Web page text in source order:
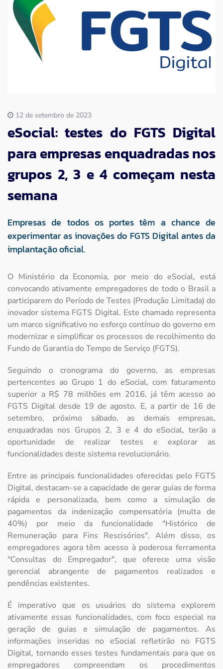
Imprensa
Contato
12 de setembro de 2023
eSocial: testes do FGTS Digital
para empresas enquadradas nos
grupos 2, 3 e 4 começam nesta
semana
Empresas de todos os portes têm a chance de
experimentar as inovações do FGTS Digital antes da
implantação oficial.
O Ministério da Economia, por meio do eSocial, está
convocando ativamente empregadores de todo o Brasil a
participarem do Período de Testes (Produção Limitada) do
inovador sistema FGTS Digital. Este chamado representa
um marco significativo no esforço contínuo do governo em
modernizar e simplificar os processos de recolhimento do
Fundo de Garantia do Tempo de Serviço (FGTS).
Seguindo o cronograma do governo, as empresas
pertencentes ao Grupo 1 do eSocial, com faturamento
superior a R$ 78 milhões em 2016, já têm acesso ao
FGTS Digital desde 19 de agosto. E, a partir de 16 de
setembro, próximo sábado, as demais empresas,
enquadradas nos Grupos 2, 3 e 4 do eSocial, terão a
oportunidade de realizar testes e explorar as
funcionalidades deste sistema revolucionário.
Entre as principais funcionalidades oferecidas pelo FGTS
Digital, destacam-se a capacidade de gerar guias de forma
rápida e personalizada, bem como a simulação de
pagamentos da indenização compensatória (multa de
40%) por meio da funcionalidade "Histórico de
Remuneração para Fins Rescisórios". Além disso, os
empregadores agora têm acesso à poderosa ferramenta
"Consultas do Empregador", que oferece uma visão
gerencial abrangente de pagamentos realizados e
pendências existentes.
É imperativo que os usuários do sistema explorem
ativamente essas funcionalidades, com foco especial na
geração de guias e simulação de pagamentos. As
informações inseridas no eSocial refletirão no FGTS
Digital, tornando esses testes fundamentais para que os
empregadores compreendam os procedimentos